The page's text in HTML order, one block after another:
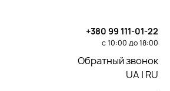
+380 99 111-01-22
с 10:00 до 18:00
Обратный звонок
UA | RU